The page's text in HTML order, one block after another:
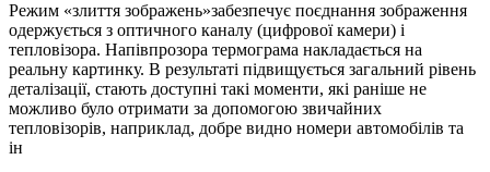
Режим «злиття зображень»забезпечує поєднання зображення
одержується з оптичного каналу (цифрової камери) і
тепловізора. Напівпрозора термограма накладається на
реальну картинку. В результаті підвищується загальний рівень
деталізації, стають доступні такі моменти, які раніше не
можливо було отримати за допомогою звичайних
тепловізорів, наприклад, добре видно номери автомобілів та
ін